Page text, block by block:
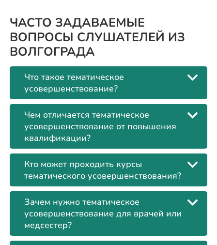
ЧАСТО ЗАДАВАЕМЫЕ
ВОПРОСЫ СЛУШАТЕЛЕЙ ИЗ
ВОЛГОГРАДА
Что такое тематическое
усовершенствование?
Чем отличается тематическое
усовершенствование от повышения
квалификации?
Кто может проходить курсы
тематического усовершенствования?
Зачем нужно тематическое
усовершенствование для врачей или
медсестер?